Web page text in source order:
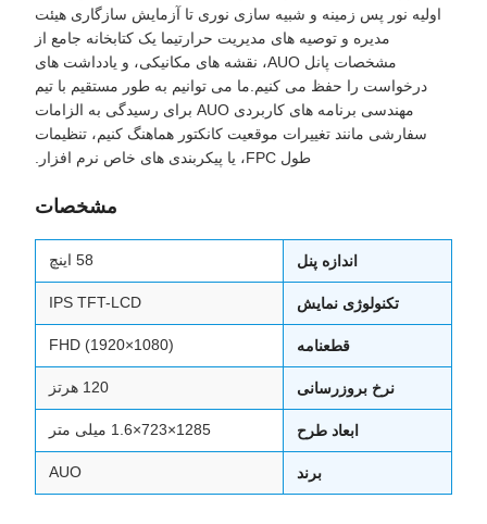
اولیه نور پس زمینه و شبیه سازی نوری تا آزمایش سازگاری هیئت
مدیره و توصیه های مدیریت حرارتیما یک کتابخانه جامع از
مشخصات پانل AUO، نقشه های مکانیکی، و یادداشت های
درخواست را حفظ می کنیم.ما می توانیم به طور مستقیم با تیم
مهندسی برنامه های کاربردی AUO برای رسیدگی به الزامات
سفارشی مانند تغییرات موقعیت کانکتور هماهنگ کنیم، تنظیمات
طول FPC، یا پیکربندی های خاص نرم افزار.
مشخصات
اندازه پنل 58 اينچ
تکنولوژی نمایش IPS TFT-LCD
قطعنامه FHD (1920×1080)
نرخ بروزرسانی 120 هرتز
ابعاد طرح 1285×723×1.6 میلی متر
برند AUO